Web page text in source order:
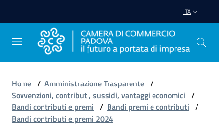
ITA
Avviare
Impresa
Home / Amministrazione Trasparente /
Sovvenzioni, contributi, sussidi, vantaggi economici /
Bandi contributi e premi / Bandi premi e contributi /
Bandi contributi e premi 2024